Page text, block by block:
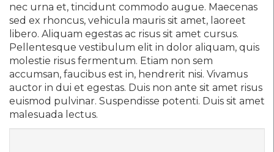
nec urna et, tincidunt commodo augue. Maecenas
sed ex rhoncus, vehicula mauris sit amet, laoreet
libero. Aliquam egestas ac risus sit amet cursus.
Pellentesque vestibulum elit in dolor aliquam, quis
molestie risus fermentum. Etiam non sem
accumsan, faucibus est in, hendrerit nisi. Vivamus
auctor in dui et egestas. Duis non ante sit amet risus
euismod pulvinar. Suspendisse potenti. Duis sit amet
malesuada lectus.